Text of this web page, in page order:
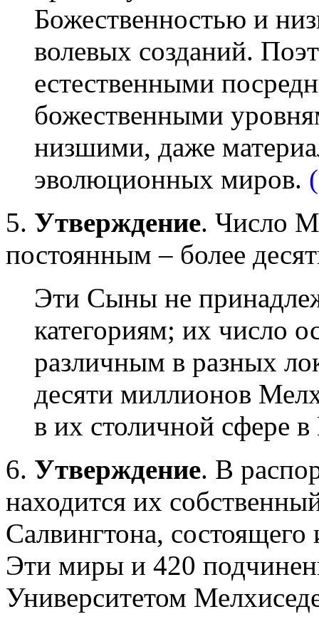
Божественностью и
волевых созданий.
естественными
божественными
низшими, даже
эволюционных миров.
5. Утверждение. Число
постоянным – более
Эти Сыны не
категориям; их число
различным в разных
десяти миллионов
в их столичной сфере
6. Утверждение. В
находится их
Салвингтона,
Эти миры и 420
Университетом